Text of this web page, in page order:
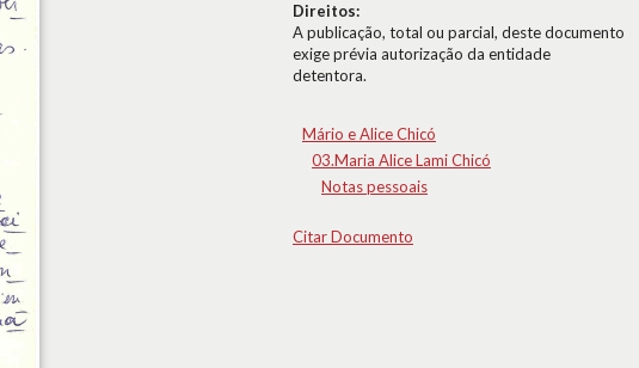
Direitos:
A publicação, total ou parcial, deste documento
exige prévia autorização da entidade
detentora.
Mário e Alice Chicó
03.Maria Alice Lami Chicó
Notas pessoais
Citar Documento